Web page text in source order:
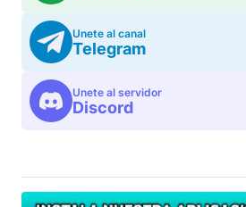
Unete al canal
Telegram
Unete al servidor
Discord